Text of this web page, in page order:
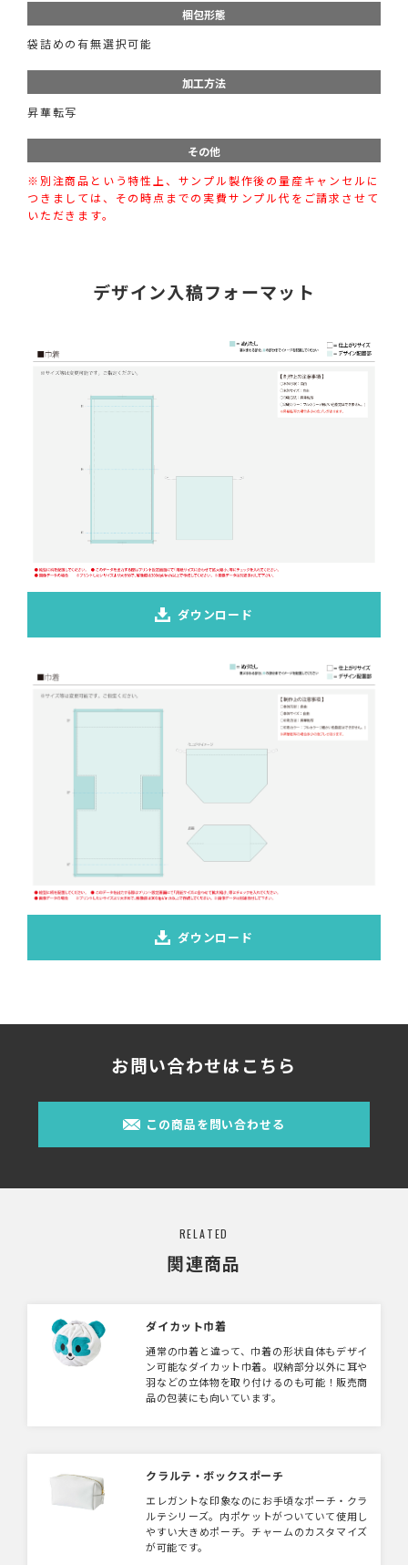
梱包形態
袋詰めの有無選択可能
加工方法
昇華転写
その他
※別注商品という特性上、サンプル製作後の量産キャンセルに
つきましては、その時点までの実費サンプル代をご請求させて
いただきます。
デザイン入稿フォーマット
ダウンロード
ダウンロード
お問い合わせはこちら
この商品を問い合わせる
RELATED
関連商品
ダイカット巾着
通常の巾着と違って、巾着の形状自体もデザイ
ン可能なダイカット巾着。収納部分以外に耳や
羽などの立体物を取り付けるのも可能！販売商
品の包装にも向いています。
クラルテ・ボックスポーチ
エレガントな印象なのにお手頃なポーチ・クラ
ルテシリーズ。内ポケットがついていて使用し
やすい大きめポーチ。チャームのカスタマイズ
が可能です。